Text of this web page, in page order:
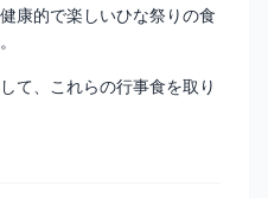
康的で楽しいひな祭りの食
て、これらの行事食を取り